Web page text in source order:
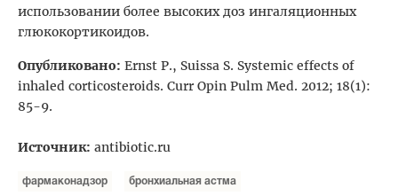
использовании более высоких доз ингаляционных
глюкокортикоидов.
Опубликовано: Ernst P., Suissa S. Systemic effects of
inhaled corticosteroids. Curr Opin Pulm Med. 2012; 18(1):
85-9.
Источник: antibiotic.ru
фармаконадзор бронхиальная астма